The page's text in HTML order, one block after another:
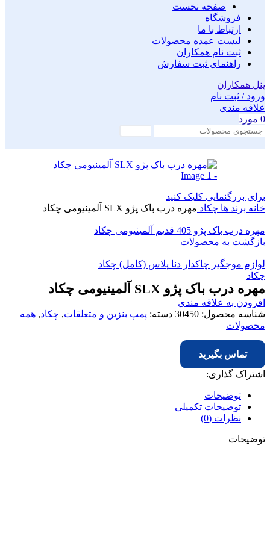
صفحه نخست
فروشگاه
ارتباط با ما
لیست عمده محصولات
ثبت نام همکاران
راهنمای ثبت سفارش
پنل همکاران
ورود / ثبت نام
علاقه مندی
0 مورد
برای بزرگنمایی کلیک کنید
خانه برند ها چکاد مهره درب باک پژو SLX آلمینیومی چکاد
مهره درب باک پژو 405 قدیم آلمینیومی چکاد
بازگشت به محصولات
لوازم موجگیر چاکدار دنا پلاس (کامل) چکاد
چکاد
مهره درب باک پژو SLX آلمینیومی چکاد
افزودن به علاقه مندی
شناسه محصول: 30450 دسته: پمپ بنزین و متعلقات, چکاد, همه
محصولات
تماس بگیرید
اشتراک گذاری:
توضیحات
توضیحات تکمیلی
نظرات (0)
توضیحات